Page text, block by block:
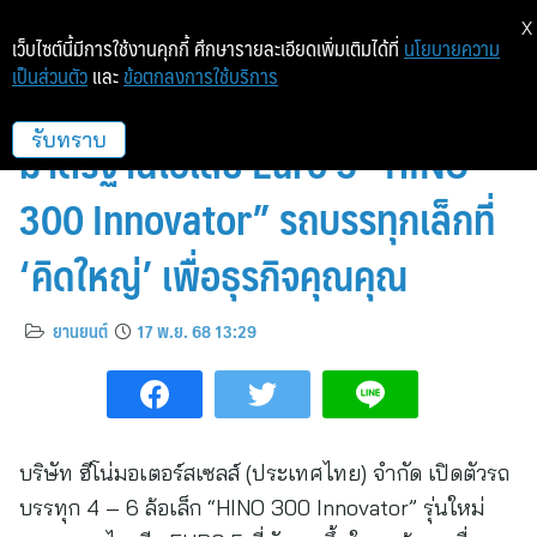
ฮีโน่เปิดตัวผลิตภัณฑ์ใหม่ตาม
มาตรฐานไอเสีย Euro 5 “HINO
300 Innovator” รถบรรทุกเล็กที่
‘คิดใหญ่’ เพื่อธุรกิจคุณคุณ
ยานยนต์ 17 พ.ย. 68 13:29
บริษัท ฮีโน่มอเตอร์สเซลส์ (ประเทศไทย) จำกัด เปิดตัวรถ
บรรทุก 4 – 6 ล้อเล็ก “HINO 300 Innovator” รุ่นใหม่
เว็บไซต์นี้มีการใช้งานคุกกี้ ศึกษารายละเอียดเพิ่มเติมได้ที่ นโยบายความ
เป็นส่วนตัว และ ข้อตกลงการใช้บริการ
รับทราบ
X